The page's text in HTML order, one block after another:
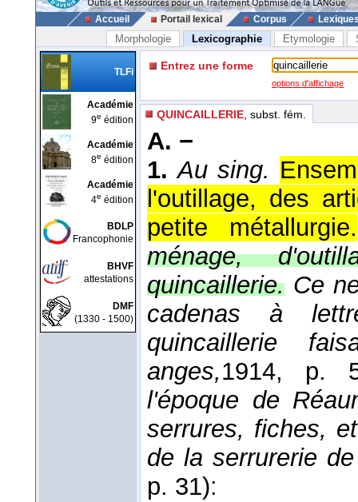
Accueil Portail lexical Corpus
Morphologie Lexicographie Etymologie
TLFi
Académie
9e édition
Académie
8e édition
Académie
4e édition
BDLP
Francophonie
BHVF
attestations
DMF
(1330 - 1500)
Entrez une forme
options d'affichage
QUINCAILLERIE , subst. fém.
A. −
1. Au sing.
l'outillage, des
petite métallurgie.
ménage,
quincaillerie. Ce
cadenas à
quincaillerie
anges,1914, p.
l'époque de
serrures, fiches,
de la serrurerie
p. 31):